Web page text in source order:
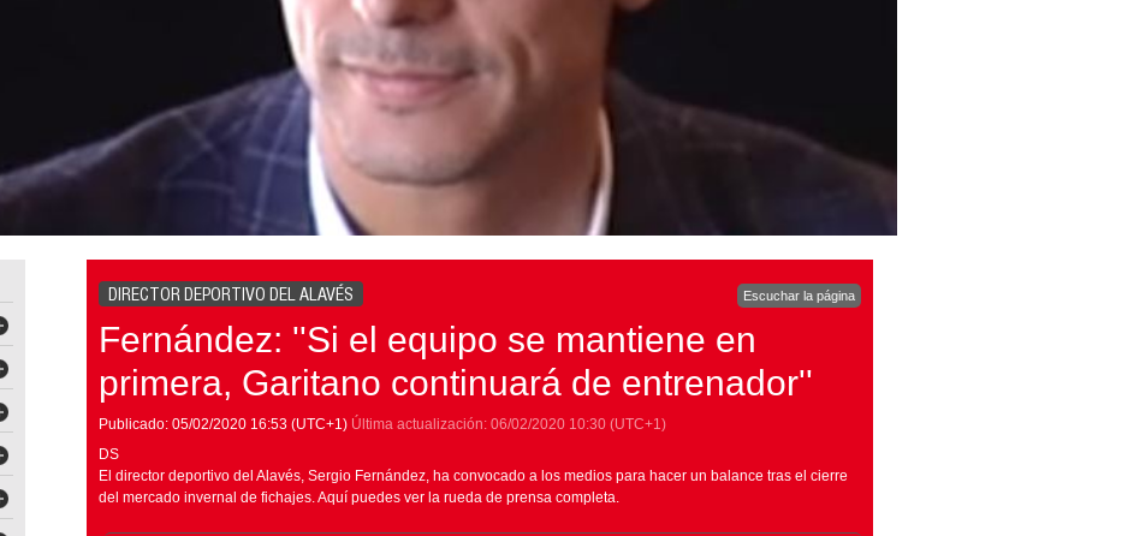
DIRECTOR DEPORTIVO DEL ALAVÉS Escuchar la página
Fernández: ''Si el equipo se mantiene en
primera, Garitano continuará de entrenador''
Publicado: 05/02/2020 16:53 (UTC+1) Última actualización: 06/02/2020 10:30 (UTC+1)
DS
El director deportivo del Alavés, Sergio Fernández, ha convocado a los medios para hacer un balance tras el cierre
del mercado invernal de fichajes. Aquí puedes ver la rueda de prensa completa.